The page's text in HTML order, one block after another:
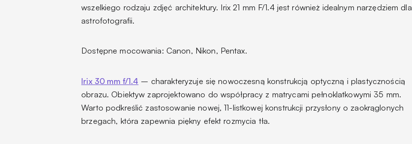
wszelkiego rodzaju zdjęć architektury. Irix 21 mm F/1.4 jest również idealnym narzędziem dla
astrofotografii.
Dostępne mocowania: Canon, Nikon, Pentax.
Irix 30 mm f/1.4 – charakteryzuje się nowoczesną konstrukcją optyczną i plastycznością
obrazu. Obiektyw zaprojektowano do współpracy z matrycami pełnoklatkowymi 35 mm.
Warto podkreślić zastosowanie nowej, 11-listkowej konstrukcji przysłony o zaokrąglonych
brzegach, która zapewnia piękny efekt rozmycia tła.